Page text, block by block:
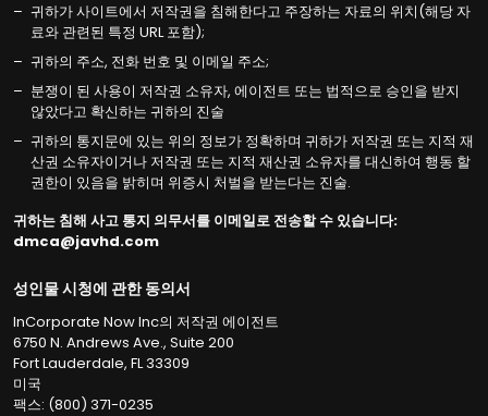
귀하가 사이트에서 저작권을 침해한다고 주장하는 자료의 위치(해당 자
료와 관련된 특정 URL 포함);
귀하의 주소, 전화 번호 및 이메일 주소;
분쟁이 된 사용이 저작권 소유자, 에이전트 또는 법적으로 승인을 받지
않았다고 확신하는 귀하의 진술
귀하의 통지문에 있는 위의 정보가 정확하며 귀하가 저작권 또는 지적 재
산권 소유자이거나 저작권 또는 지적 재산권 소유자를 대신하여 행동 할
권한이 있음을 밝히며 위증시 처벌을 받는다는 진술.
귀하는 침해 사고 통지 의무서를 이메일로 전송할 수 있습니다:
성인물 시청에 관한 동의서
InCorporate Now Inc의 저작권 에이전트
6750 N. Andrews Ave., Suite 200
Fort Lauderdale, FL 33309
미국
팩스: (800) 371-0235